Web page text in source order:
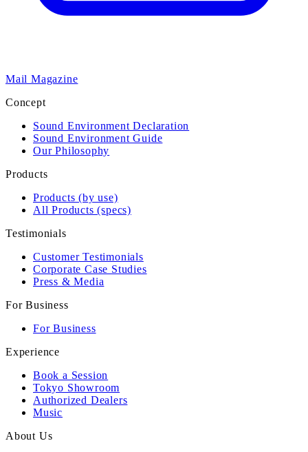
Mail Magazine
Concept
Sound Environment Declaration
Sound Environment Guide
Our Philosophy
Products
Products (by use)
All Products (specs)
Testimonials
Customer Testimonials
Corporate Case Studies
Press & Media
For Business
For Business
Experience
Book a Session
Tokyo Showroom
Authorized Dealers
Music
About Us